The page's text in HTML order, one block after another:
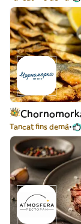
Tancat fins demà